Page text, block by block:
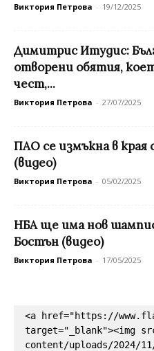
Виктория Петрова - 19/12/2025
Димитрис Итудис:
отворени обятия,
чест,...
Виктория Петрова - 27/07/2025
ПАО се измъкна в края
(видео)
Виктория Петрова - 05/02/2025
НБА ще има нов
Бостън (видео)
Виктория Петрова - 17/05/2025
<a href="https://
target="_blank"><img
content/uploads/2024/